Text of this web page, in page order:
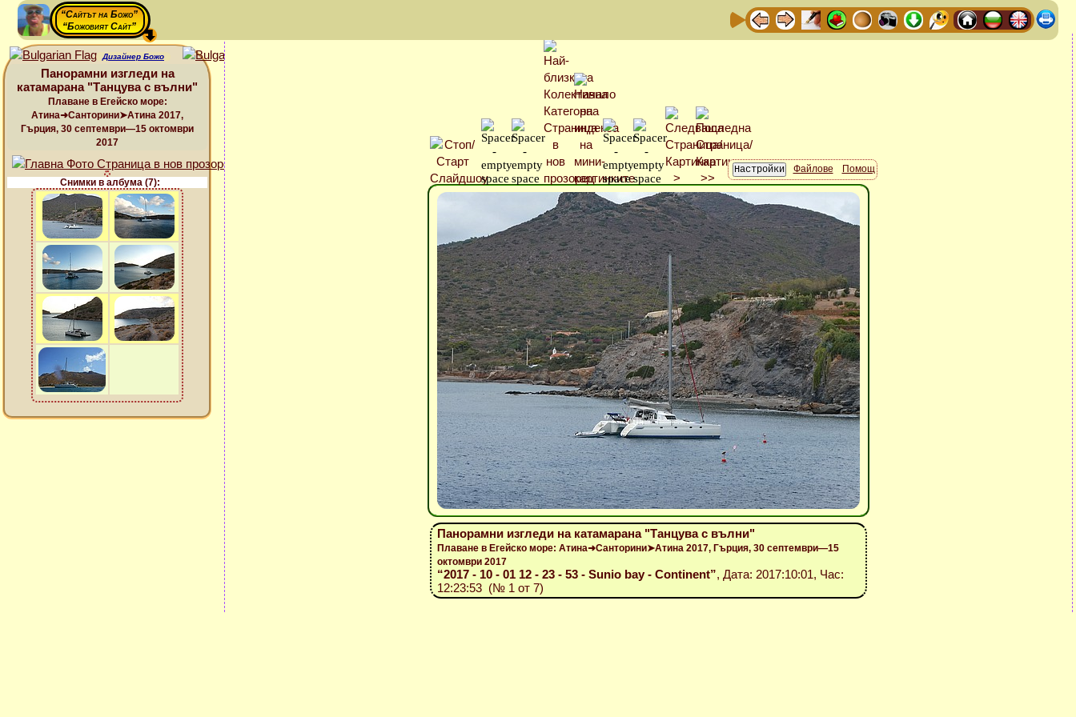
“Сайтът на Божо”
“Божовият Сайт”
Дизайнер Божо
Панорамни изгледи на
катамарана "Танцува с вълни"
Плаване в Егейско море:
Атина➜Санторини➤Атина 2017,
Гърция, 30 септември—15 октомври
2017
Снимки в албума (7):
Файлове Помощ
Панорамни изгледи на катамарана "Танцува с вълни"
Плаване в Егейско море: Атина➜Санторини➤Атина 2017, Гърция, 30 септември—15
октомври 2017
“2017 - 10 - 01 12 - 23 - 53 - Sunio bay - Continent”, Дата: 2017:10:01, Час:
12:23:53 (№ 1 от 7)